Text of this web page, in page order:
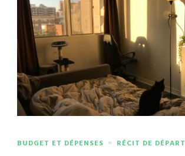
BUDGET ET DÉPENSES RÉCIT DE DÉPART